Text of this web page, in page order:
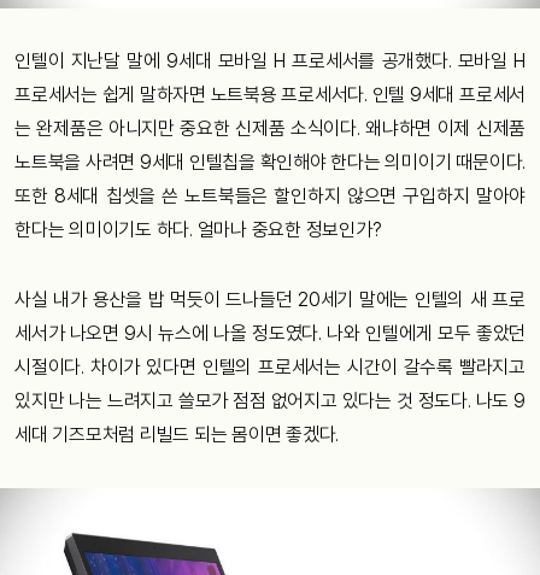
인텔이 지난달 말에 9세대 모바일 H 프로세서를 공개했다. 모바일 H
프로세서는 쉽게 말하자면 노트북용 프로세서다. 인텔 9세대 프로세서
는 완제품은 아니지만 중요한 신제품 소식이다. 왜냐하면 이제 신제품
노트북을 사려면 9세대 인텔칩을 확인해야 한다는 의미이기 때문이다.
또한 8세대 칩셋을 쓴 노트북들은 할인하지 않으면 구입하지 말아야
한다는 의미이기도 하다. 얼마나 중요한 정보인가?
사실 내가 용산을 밥 먹듯이 드나들던 20세기 말에는 인텔의 새 프로
세서가 나오면 9시 뉴스에 나올 정도였다. 나와 인텔에게 모두 좋았던
시절이다. 차이가 있다면 인텔의 프로세서는 시간이 갈수록 빨라지고
있지만 나는 느려지고 쓸모가 점점 없어지고 있다는 것 정도다. 나도 9
세대 기즈모처럼 리빌드 되는 몸이면 좋겠다.